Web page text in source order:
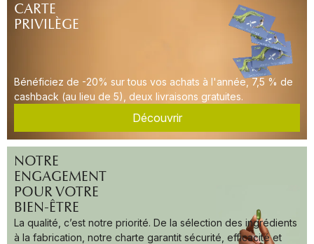
CARTE
PRIVILÈGE
Bénéficiez de -20% sur tous vos achats à l'année, 7,5 % de
cashback (au lieu de 5), deux livraisons gratuites.
Découvrir
NOTRE
ENGAGEMENT
POUR VOTRE
BIEN-ÊTRE
La qualité, c’est notre priorité. De la sélection des ingrédients
à la fabrication, notre charte garantit sécurité, efficacité et